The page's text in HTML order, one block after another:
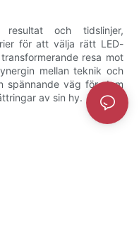
och tidslinjer,
för att välja rätt LED-
resa mot
mellan teknik och
spännande väg för dem
av sin hy.